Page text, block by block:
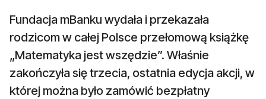
Fundacja mBanku wydała i przekazała
rodzicom w całej Polsce przełomową książkę
„Matematyka jest wszędzie”. Właśnie
zakończyła się trzecia, ostatnia edycja akcji, w
której można było zamówić bezpłatny